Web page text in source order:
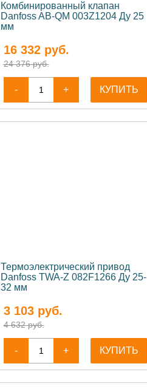
Комбинированный клапан
Danfoss AB-QM 003Z1204 Ду 25
мм
16 332руб.
24 376 руб.
- + КУПИТЬ
Термоэлектрический привод
Danfoss TWA-Z 082F1266 Ду 25-
32 мм
3 103руб.
4 632 руб.
- + КУПИТЬ